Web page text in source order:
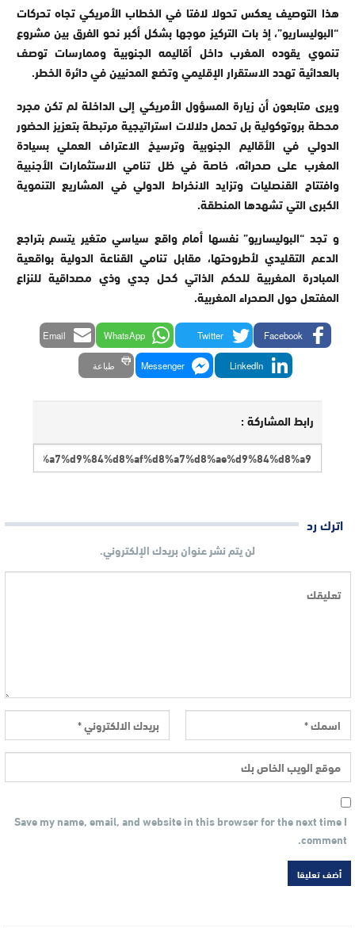
هذا التوصيف يعكس تحولا لافتا في الخطاب الأمريكي تجاه تحركات
“البوليساريو”، إذ بات التركيز موجها بشكل أكبر نحو الفرق بين مشروع
تنموي يقوده المغرب داخل أقاليمه الجنوبية وممارسات توصف
بالعدائية تهدد الاستقرار الإقليمي وتضع المدنيين في دائرة الخطر.
ويرى متابعون أن زيارة المسؤول الأمريكي إلى الداخلة لم تكن مجرد
محطة بروتوكولية بل تحمل دلالات استراتيجية مرتبطة بتعزيز الحضور
الدولي في الأقاليم الجنوبية وترسيخ الاعتراف العملي بسيادة
المغرب على صحرائه، خاصة في ظل تنامي الاستثمارات الأجنبية
وافتتاح القنصليات وتزايد الانخراط الدولي في المشاريع التنموية
الكبرى التي تشهدها المنطقة.
و تجد “البوليساريو” نفسها أمام واقع سياسي متغير يتسم بتراجع
الدعم التقليدي لأطروحتها، مقابل تنامي القناعة الدولية بواقعية
المبادرة المغربية للحكم الذاتي كحل جدي وذي مصداقية للنزاع
المفتعل حول الصحراء المغربية.
Facebook
Twitter
WhatsApp
Email
LinkedIn
Messenger طباعة
رابط المشاركة :
اترك رد
لن يتم نشر عنوان بريدك الإلكتروني.
Save my name, email, and website in this browser for the next time I
comment.